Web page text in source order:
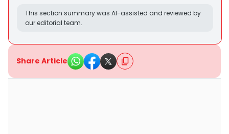
This section summary was AI-assisted and reviewed by
our editorial team.
Share Article